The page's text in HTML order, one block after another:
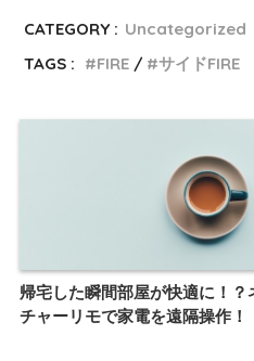
CATEGORY : Uncategorized
TAGS :
FIRE サイドFIRE
帰宅した瞬間部屋が快適に！？
チャーリモで家電を遠隔操作！